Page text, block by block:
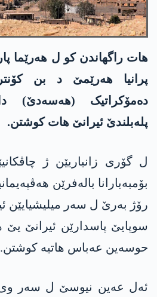
ھات راگھاندن کو ل ھەرێما
پرانیا ھەرێمێ د بن
دەمۆکراتیک (ھەسەدێ)
پلەبلندێ ئیرانێ ھات کوشتن.
ل گۆری زانیاریێن ژ
بۆمبەبارانا بالەفرێن
رۆژ بەرێ ل سەر میلیشیایێن
سوپایێ پاسدارێن ئیرانێ یێ
حوسەین عەباس ھاتیە کوشتن.
ئەل عەین نیوسێ ل سەر وی